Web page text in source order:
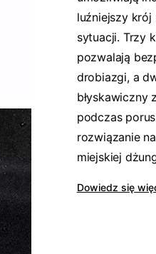
luźniejszy
sytuacji. Trzy
pozwalają
drobiazgi, a
błyskawiczny
podczas
rozwiązanie
miejskiej
Dowiedz się